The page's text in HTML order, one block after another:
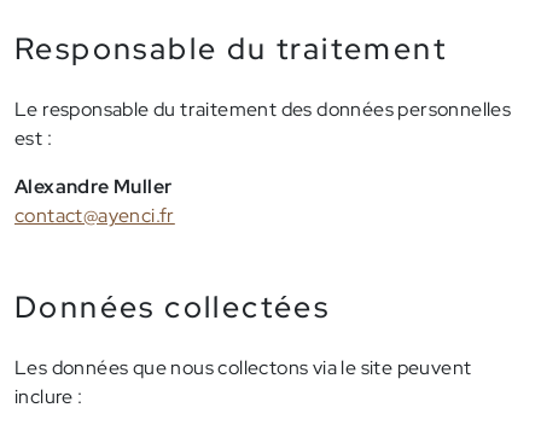
Responsable du traitement
Le responsable du traitement des données personnelles
est :
Alexandre Muller
contact@ayenci.fr
Données collectées
Les données que nous collectons via le site peuvent
inclure :